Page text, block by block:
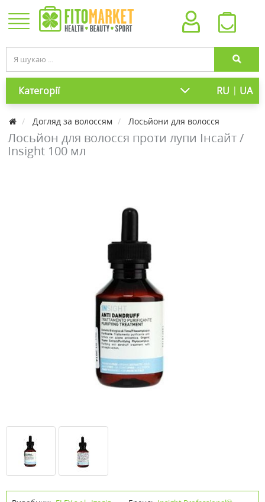
Категорії RU | UA
Догляд за волоссям Лосьйони для волосся
Лосьйон для волосся проти лупи Інсайт /
Insight 100 мл